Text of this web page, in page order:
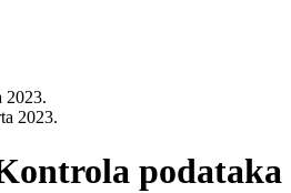
2023.
2023.
podataka